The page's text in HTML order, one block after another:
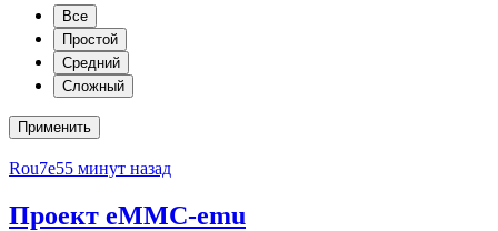
Все
Простой
Средний
Сложный
Применить
Rou7e55 минут назад
Проект eMMC-emu